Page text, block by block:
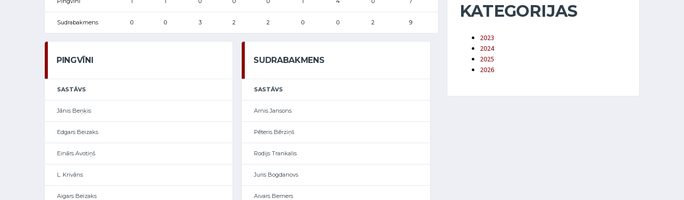
Sudrabakmens 0 0 3 2 2 0 0 2 9
PINGVĪNI
SASTĀVS
Jānis Beņķis
Edgars Beizaks
Einārs Avotiņš
L. Krivāns
Aigars Beizaks
SUDRABAKMENS
SASTĀVS
Arnis Jansons
Pēteris Bērziņš
Rodijs Trankalis
Juris Bogdanovs
Aivars Berners
KATEGORIJAS
2023
2024
2025
2026